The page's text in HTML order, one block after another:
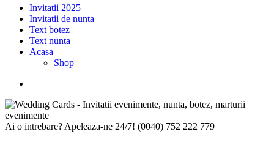
Invitatii 2025
Invitatii de nunta
Text botez
Text nunta
Acasa
Shop
Ai o intrebare? Apeleaza-ne 24/7! (0040) 752 222 779